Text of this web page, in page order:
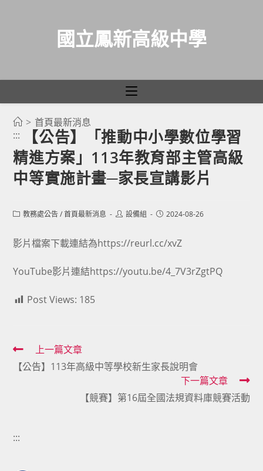
國立鳳新高級中學
> 首頁最新消息
:::
【公告】「推動中小學數位學習
精進方案」113年教育部主管高級
中等實施計畫─家長宣講影片
Post教務處公告 / 首頁最新消息
Post設備組
Post2024-08-26
影片檔案下載連結為https://reurl.cc/xvZ
YouTube影片連結https://youtu.be/4_7V3rZgtPQ
Post Views: 185
Read
more
上一篇文章
【公告】113年高級中等學校新生家長說明會
下一篇文章
【競賽】第16屆全國法規資料庫競賽活動
:::